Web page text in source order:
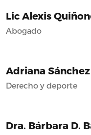
Lic Alexis
Abogado
Adriana Sánchez
Derecho y deporte
Dra. Bárbara D.